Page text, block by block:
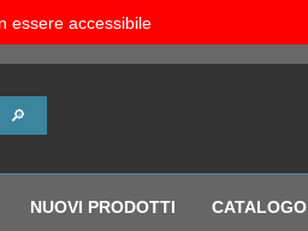
essere accessibile
NUOVI PRODOTTI CATALOGO